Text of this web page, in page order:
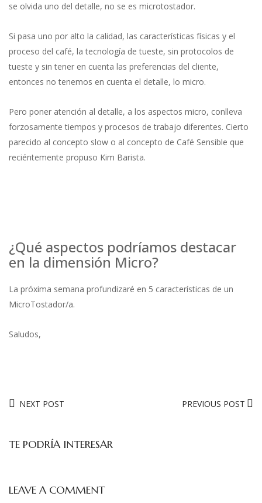
se olvida uno del detalle, no se es microtostador.
Si pasa uno por alto la calidad, las características físicas y el
proceso del café, la tecnología de tueste, sin protocolos de
tueste y sin tener en cuenta las preferencias del cliente,
entonces no tenemos en cuenta el detalle, lo micro.
Pero poner atención al detalle, a los aspectos micro, conlleva
forzosamente tiempos y procesos de trabajo diferentes. Cierto
parecido al concepto slow o al concepto de Café Sensible que
reciéntemente propuso Kim Barista.
¿Qué aspectos podríamos destacar
en la dimensión Micro?
La próxima semana profundizaré en 5 características de un
MicroTostador/a.
Saludos,
NEXT POST PREVIOUS POST
TE PODRÍA INTERESAR
LEAVE A COMMENT